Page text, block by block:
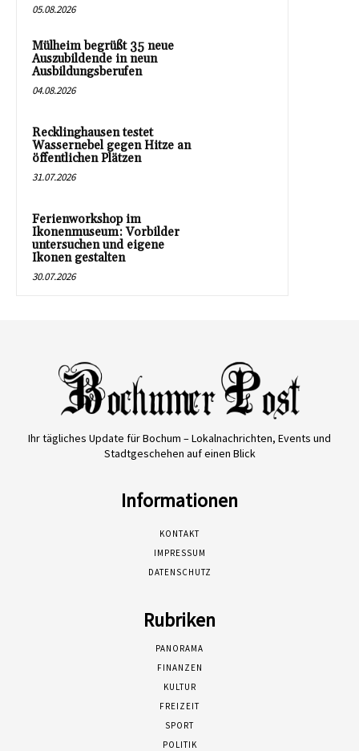
05.08.2026
Mülheim begrüßt 35 neue
Auszubildende in neun
Ausbildungsberufen
04.08.2026
Recklinghausen testet
Wassernebel gegen Hitze an
öffentlichen Plätzen
31.07.2026
Ferienworkshop im
Ikonenmuseum: Vorbilder
untersuchen und eigene
Ikonen gestalten
30.07.2026
Ihr tägliches Update für Bochum – Lokalnachrichten, Events und
Stadtgeschehen auf einen Blick
Informationen
KONTAKT
IMPRESSUM
DATENSCHUTZ
Rubriken
PANORAMA
FINANZEN
KULTUR
FREIZEIT
SPORT
POLITIK